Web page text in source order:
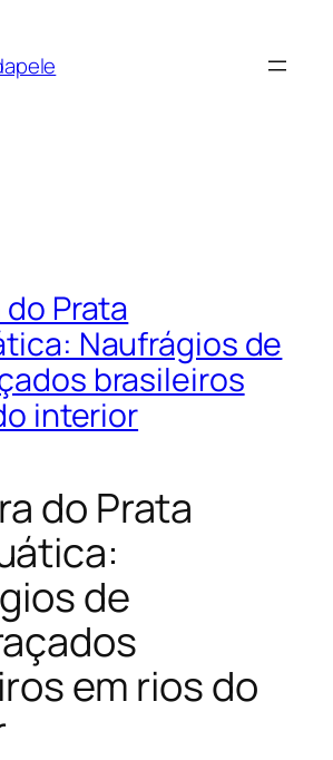
Prata
Naufrágios de
brasileiros
interior
do Prata
de
em rios do